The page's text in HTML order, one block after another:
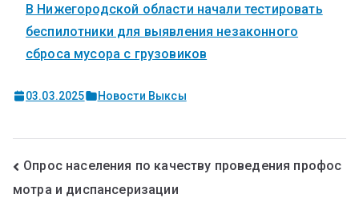
В Нижегородской области начали тестировать
беспилотники для выявления незаконного
сброса мусора с грузовиков
03.03.2025 Новости Выксы
Опрос населения по качеству проведения профос
мотра и диспансеризации